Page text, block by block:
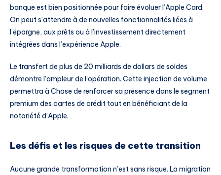
banque est bien positionnée pour faire évoluer l’Apple Card.
On peut s’attendre à de nouvelles fonctionnalités liées à
l’épargne, aux prêts ou à l’investissement directement
intégrées dans l’expérience Apple.
Le transfert de plus de 20 milliards de dollars de soldes
démontre l’ampleur de l’opération. Cette injection de volume
permettra à Chase de renforcer sa présence dans le segment
premium des cartes de crédit tout en bénéficiant de la
notoriété d’Apple.
Les défis et les risques de cette transition
Aucune grande transformation n’est sans risque. La migration